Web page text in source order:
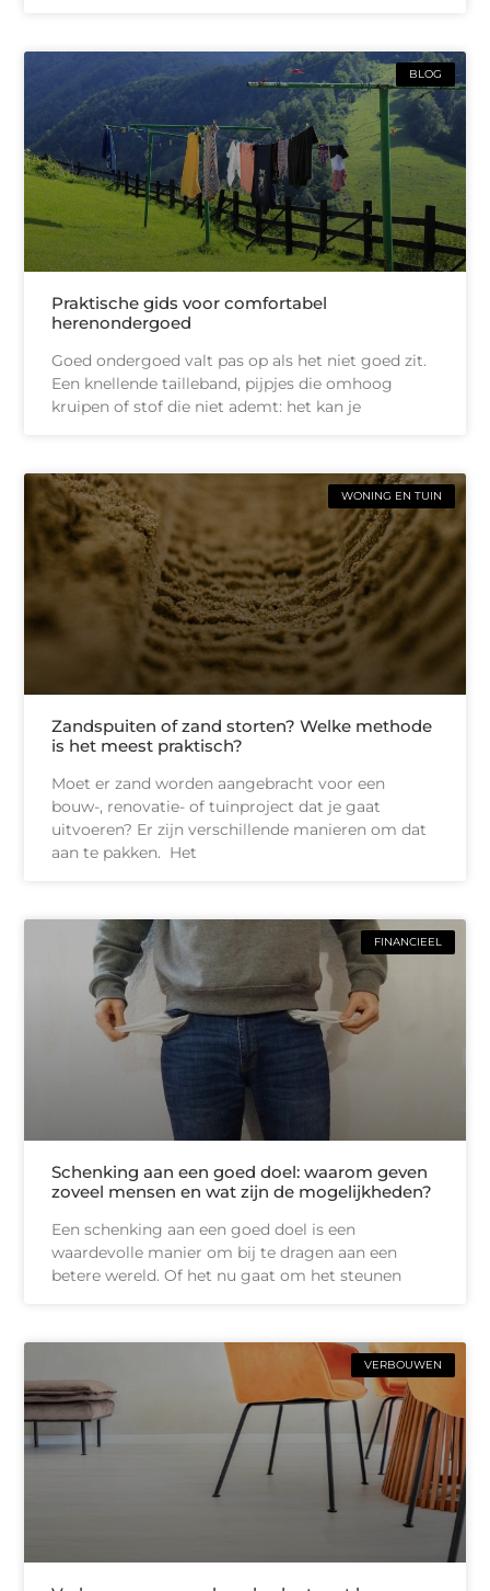
BLOG
Praktische gids voor comfortabel
herenondergoed
Goed ondergoed valt pas op als het niet goed zit.
Een knellende tailleband, pijpjes die omhoog
kruipen of stof die niet ademt: het kan je
WONING EN TUIN
Zandspuiten of zand storten? Welke methode
is het meest praktisch?
Moet er zand worden aangebracht voor een
bouw-, renovatie- of tuinproject dat je gaat
uitvoeren? Er zijn verschillende manieren om dat
aan te pakken. Het
FINANCIEEL
Schenking aan een goed doel: waarom geven
zoveel mensen en wat zijn de mogelijkheden?
Een schenking aan een goed doel is een
waardevolle manier om bij te dragen aan een
betere wereld. Of het nu gaat om het steunen
VERBOUWEN